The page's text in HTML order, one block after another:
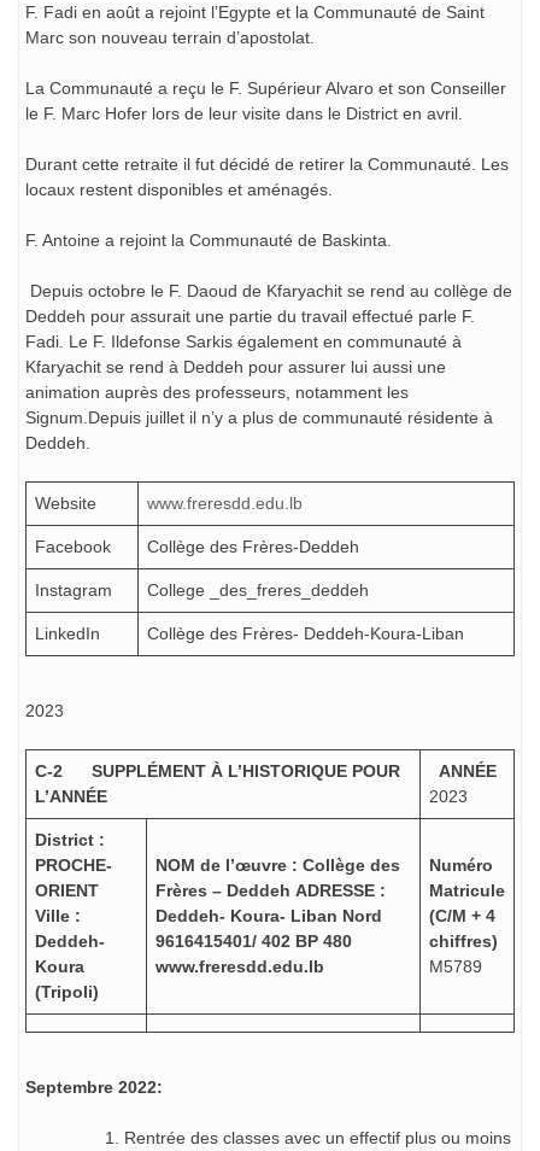
F. Fadi en août a rejoint l’Egypte et la Communauté de Saint
Marc son nouveau terrain d’apostolat.
La Communauté a reçu le F. Supérieur Alvaro et son Conseiller
le F. Marc Hofer lors de leur visite dans le District en avril.
Durant cette retraite il fut décidé de retirer la Communauté. Les
locaux restent disponibles et aménagés.
F. Antoine a rejoint la Communauté de Baskinta.
Depuis octobre le F. Daoud de Kfaryachit se rend au collège de
Deddeh pour assurait une partie du travail effectué parle F.
Fadi. Le F. Ildefonse Sarkis également en communauté à
Kfaryachit se rend à Deddeh pour assurer lui aussi une
animation auprès des professeurs, notamment les
Signum.Depuis juillet il n’y a plus de communauté résidente à
Deddeh.
Website www.freresdd.edu.lb
Facebook Collège des Frères-Deddeh
Instagram College _des_freres_deddeh
LinkedIn Collège des Frères- Deddeh-Koura-Liban
2023
C-2 SUPPLÉMENT À L’HISTORIQUE POUR
L’ANNÉE
ANNÉE
2023
District :
PROCHE-
ORIENT
Ville :
Deddeh-
Koura
(Tripoli)
NOM de l’œuvre : Collège des
Frères – Deddeh ADRESSE :
Deddeh- Koura- Liban Nord
9616415401/ 402 BP 480
www.freresdd.edu.lb
Numéro
Matricule
(C/M + 4
chiffres)
M5789
Septembre 2022:
Rentrée des classes avec un effectif plus ou moins